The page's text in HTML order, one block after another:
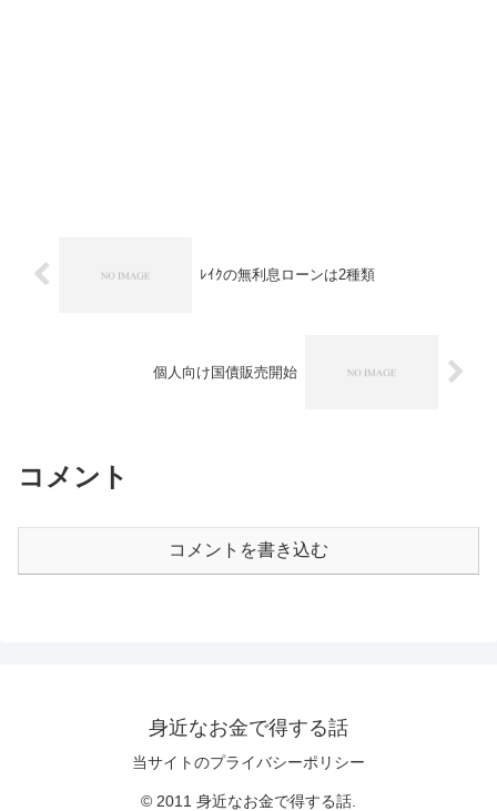
ﾚｲｸの無利息ローンは2種類
個人向け国債販売開始
コメント
コメントを書き込む
身近なお金で得する話
当サイトのプライバシーポリシー
© 2011 身近なお金で得する話.